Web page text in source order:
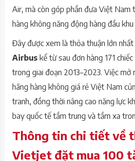
Air, mà còn góp phần đưa Việt Nam
hàng không năng động hàng đầu
Đây được xem là thỏa thuận lớn nhất
Airbus kể từ sau đơn hàng 171
trong giai đoạn 2013–2023. Việc mở
hãng hàng không giá rẻ Việt Nam
tranh, đồng thời nâng cao năng lực
bay quốc tế tầm trung và tầm xa
Thông tin chi tiết về
Vietjet đặt mua 100